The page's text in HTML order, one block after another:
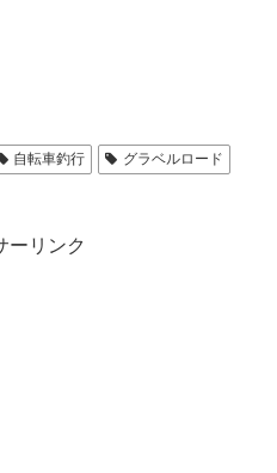
自転車釣行
グラベルロード
ーリンク